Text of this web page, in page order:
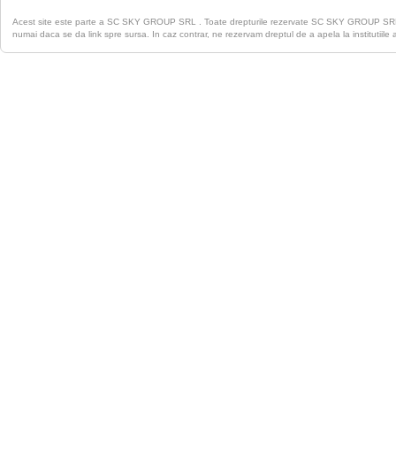
Acest site este parte a SC SKY GROUP SRL . Toate drepturile rezervate SC SKY GROUP
numai daca se da link spre sursa. In caz contrar, ne rezervam dreptul de a apela la institutiile